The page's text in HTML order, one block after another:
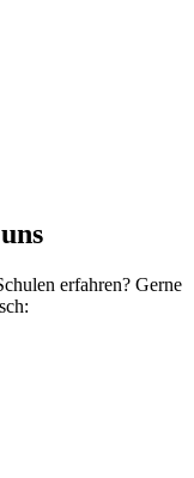
erfahren? Gerne